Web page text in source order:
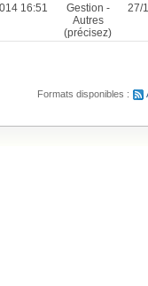
16:51
Gestion -
Autres
(précisez)
27/
Formats disponibles :